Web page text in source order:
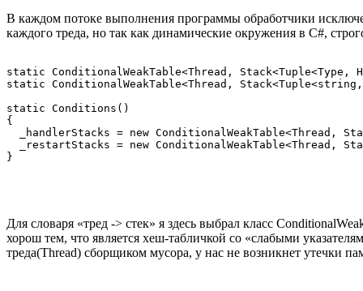
В каждом потоке выполнения программы обработчики
каждого треда, но так как динамические окружения в C#,
static ConditionalWeakTable<Thread, Stack<Tuple<Type,
static ConditionalWeakTable<Thread,
static Conditions()
{
_handlerStacks = new ConditionalWeakTable<Thread,
_restartStacks = new ConditionalWeakTable<Thread,
Для словаря «тред -> стек» я здесь выбрал класс
хорош тем, что является хеш-табличкой со «слабыми
треда(Thread) сборщиком мусора, у нас не возникнет утечки